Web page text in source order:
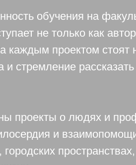
обучения на
не только как
каждым проектом
и стремление
проекты о людях и
и